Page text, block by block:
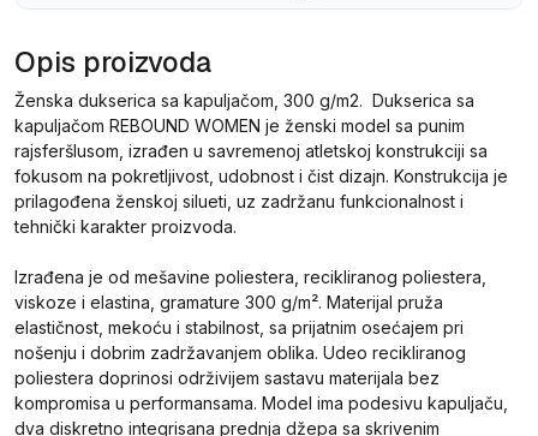
Opis proizvoda
Ženska dukserica sa kapuljačom, 300 g/m2. Dukserica sa
kapuljačom REBOUND WOMEN je ženski model sa punim
rajsferšlusom, izrađen u savremenoj atletskoj konstrukciji sa
fokusom na pokretljivost, udobnost i čist dizajn. Konstrukcija je
prilagođena ženskoj silueti, uz zadržanu funkcionalnost i
tehnički karakter proizvoda.
Izrađena je od mešavine poliestera, recikliranog poliestera,
viskoze i elastina, gramature 300 g/m². Materijal pruža
elastičnost, mekoću i stabilnost, sa prijatnim osećajem pri
nošenju i dobrim zadržavanjem oblika. Udeo recikliranog
poliestera doprinosi održivijem sastavu materijala bez
kompromisa u performansama. Model ima podesivu kapuljaču,
dva diskretno integrisana prednja džepa sa skrivenim